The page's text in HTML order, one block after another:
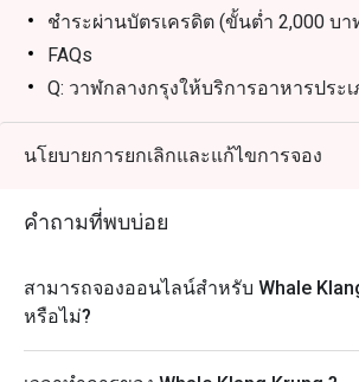
“การจองผ่านแอปหรือเว็บไซต์ Eatigo เป็
ฉลาดที่สุด เพียงเลือกเวลาที่ต้องการ คุณ
ชำระผ่านบัตรเครดิต (ขั้นต่ำ 2,000 บา
FAQs
Q: วาฬกลางกรุงให้บริการอาหารประ
A: ร้านเป็นบุฟเฟต์ซีฟู้ดคุณภาพ เน้นวั
ไทยยอดนิยม
A: กุ้งไซส์ใหญ่, ปลาหิมะนึ่งซีอิ๊ว, แกงส้
Q: ที่นี่มี Dress Code ไหม?
A: ไม่มีกฎแต่งกายเป็นพิเศษ แต่งตัวสุภ
A: ร้านตั้งอยู่ที่ ArounD Lifestyle
นโยบายการยกเลิกและแก้ไขการจอง
คำถามที่พบบ่อย
สามารถจองออนไลน์สำหรับ Whale
หรือไม่?